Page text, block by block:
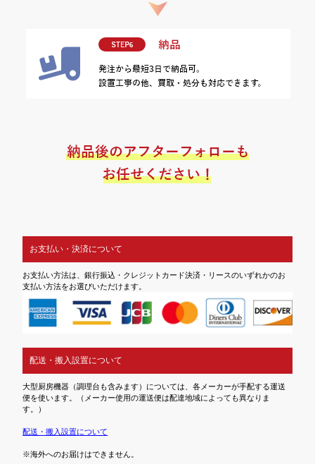
お支払い・決済について
お支払い方法は、銀行振込・クレジットカード決済・リースのいずれかのお
支払い方法をお選びいただけます。
配送・搬入設置について
大型厨房機器（調理台も含みます）については、各メーカーが手配する運送
便を使います。（メーカー使用の運送便は配達地域によっても異なりま
す。）
配送・搬入設置について
※海外へのお届けはできません。